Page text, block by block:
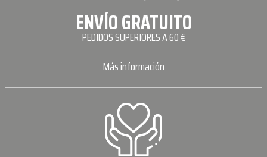
ENVÍO GRATUITO
PEDIDOS SUPERIORES A 60 €
Más información